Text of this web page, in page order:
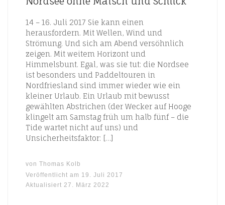
14 – 16. Juli 2017 Sie kann einen
herausfordern. Mit Wellen, Wind und
Strömung. Und sich am Abend versöhnlich
zeigen. Mit weitem Horizont und
Himmelsbunt. Egal, was sie tut: die Nordsee
ist besonders und Paddeltouren in
Nordfriesland sind immer wieder wie ein
kleiner Urlaub. Ein Urlaub mit bewusst
gewählten Abstrichen (der Wecker auf Hooge
klingelt am Samstag früh um halb fünf – die
Tide wartet nicht auf uns) und
Unsicherheitsfaktor: […]
vonThomas Kolb
Veröffentlicht am 19. Juli 2017
Aktualisiert27. März 2022